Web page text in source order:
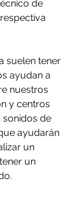
de
suelen tener
ayudan a
nuestros
y centros
sonidos de
ayudarán
un
un